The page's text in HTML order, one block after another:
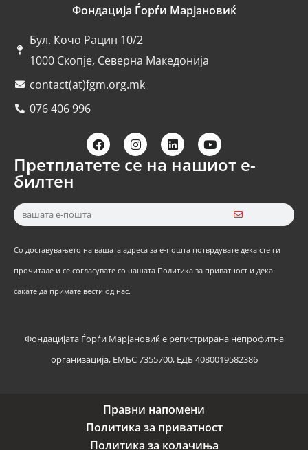
Фондација Ѓорѓи Марјановиќ
Бул. Кочо Рацин 10/2
1000 Скопје, Северна Македонија
contact(at)fgm.org.mk
076 406 996
Претплатете се на нашиот е-
билтен
Со доставувањето на вашата адреса за е-пошта потврдувате дека сте ги
прочитале и се согласувате со нашата Политика за приватност и дека
сакате да примате вести од нас.
Фондацијата Ѓорѓи Марјановиќ е регистрирана непрофитна
организација, ЕМБС 7355700, ЕДБ 4080019582386
Правни напомени
Политика за приватност
Политика за колачиња